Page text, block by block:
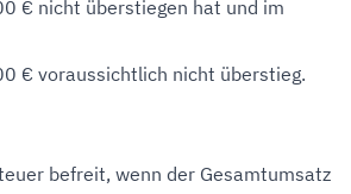
€ nicht überstiegen hat und im
€ voraussichtlich nicht überstieg.
befreit, wenn der Gesamtumsatz